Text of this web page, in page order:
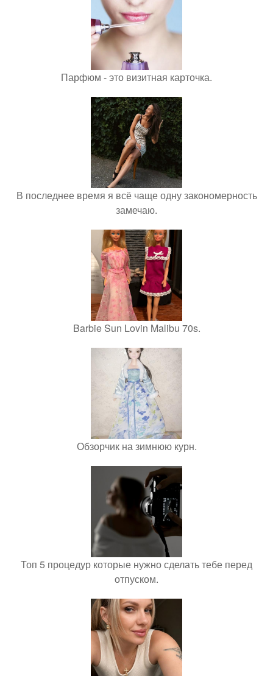
Парфюм - это визитная карточка.
В последнее время я всё чаще одну закономерность
замечаю.
Barbie Sun Lovin Malibu 70s.
Обзорчик на зимнюю курн.
Топ 5 процедур которые нужно сделать тебе перед
отпуском.